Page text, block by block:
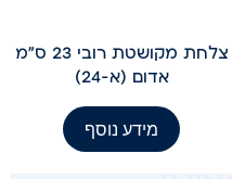
צלחת מקושטת רובי 23 ס"מ
אדום (א-24)
מידע נוסף